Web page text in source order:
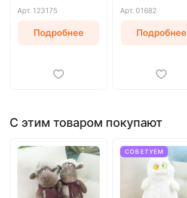
Арт. 123175
Подробнее
Арт. 01682
Подробнее
С этим товаром покупают
СОВЕТУЕМ